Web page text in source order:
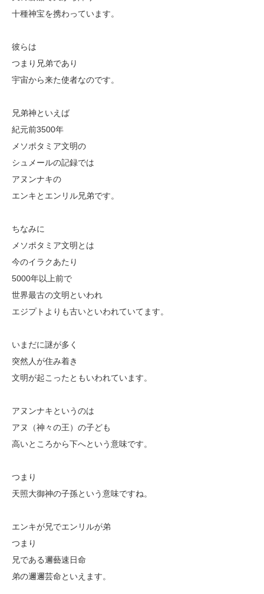
十種神宝を携わっています。
彼らは
つまり兄弟であり
宇宙から来た使者なのです。
兄弟神といえば
紀元前3500年
メソポタミア文明の
シュメールの記録では
アヌンナキの
エンキとエンリル兄弟です。
ちなみに
メソポタミア文明とは
今のイラクあたり
5000年以上前で
世界最古の文明といわれ
エジプトよりも古いといわれていてます。
いまだに謎が多く
突然人が住み着き
文明が起こったともいわれています。
アヌンナキというのは
アヌ（神々の王）の子ども
高いところから下へという意味です。
つまり
天照大御神の子孫という意味ですね。
エンキが兄でエンリルが弟
つまり
兄である邇藝速日命
弟の邇邇芸命といえます。